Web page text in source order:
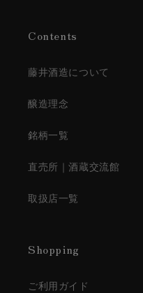
Contents
藤井酒造について
醸造理念
銘柄一覧
直売所｜酒蔵交流館
取扱店一覧
Shopping
ご利用ガイド